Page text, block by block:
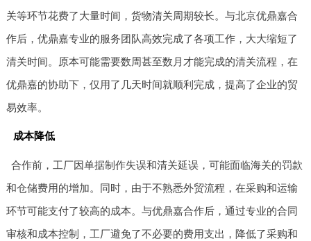
关等环节花费了大量时间，货物清关周期较长。与北京优鼎嘉合
作后，优鼎嘉专业的服务团队高效完成了各项工作，大大缩短了
清关时间。原本可能需要数周甚至数月才能完成的清关流程，在
优鼎嘉的协助下，仅用了几天时间就顺利完成，提高了企业的贸
易效率。
成本降低
合作前，工厂因单据制作失误和清关延误，可能面临海关的罚款
和仓储费用的增加。同时，由于不熟悉外贸流程，在采购和运输
环节可能支付了较高的成本。与优鼎嘉合作后，通过专业的合同
审核和成本控制，工厂避免了不必要的费用支出，降低了采购和